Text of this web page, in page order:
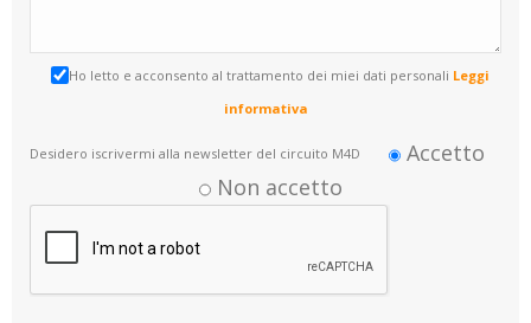
Ho letto e acconsento al trattamento dei miei dati personali Leggi
informativa
Desidero iscrivermi alla newsletter del circuito M4D
Accetto
Non accetto